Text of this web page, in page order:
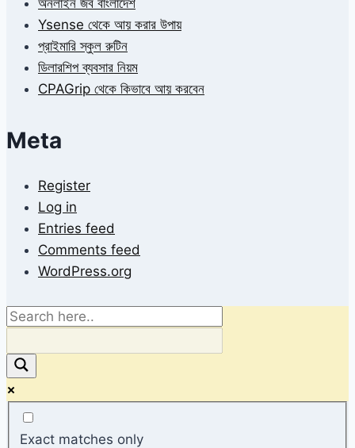
Ysense থেকে আয় করার উপায়
প্রাইমারি স্কুল রুটিন
ডিলারশিপ ব্যবসার নিয়ম
CPAGrip থেকে কিভাবে আয় করবেন
Meta
Register
Log in
Entries feed
Comments feed
WordPress.org
Exact matches only